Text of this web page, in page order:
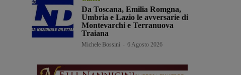
Da Toscana, Emilia Romgna,
Umbria e Lazio le avversarie di
Montevarchi e Terranuova
Traiana
Michele Bossini 6 Agosto 2026